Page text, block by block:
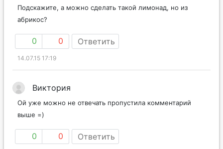
Подскажите, а можно сделать такой лимонад, но из
абрикос?
0 0 Ответить
14.07.15 17:19
Виктория
Ой уже можно не отвечать пропустила комментарий
выше =)
0 0 Ответить